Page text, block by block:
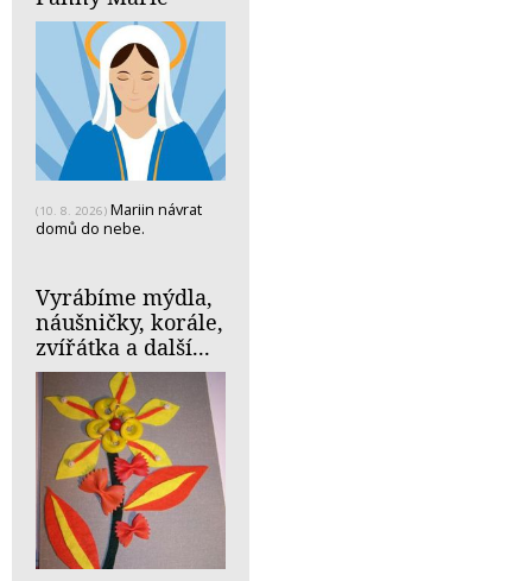
(10. 8. 2026) Mariin návrat
domů do nebe.
Vyrábíme mýdla,
náušničky, korále,
zvířátka a další...